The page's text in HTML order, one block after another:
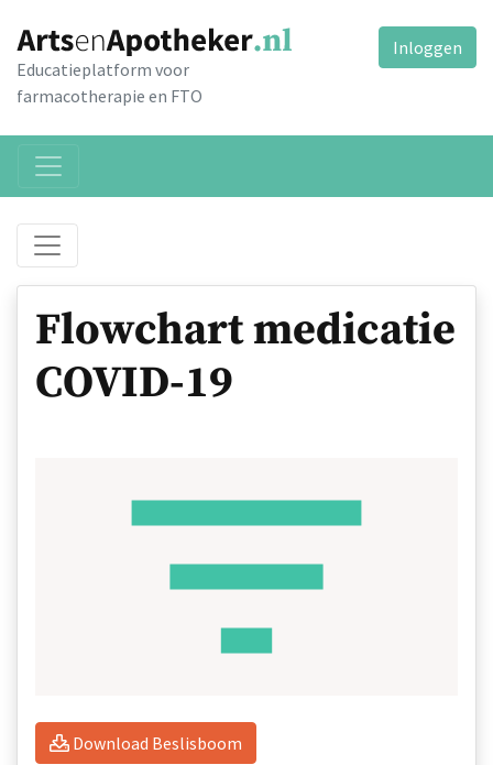
Educatieplatform voor
farmacotherapie en FTO
Inloggen
Flowchart medicatie
COVID-19
Download Beslisboom